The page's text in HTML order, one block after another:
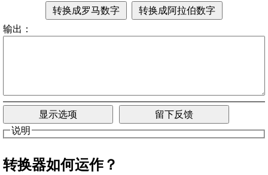
转换成罗马数字
转换成阿拉伯数字
输出：
显示选项
留下反馈
说明
转换器如何运作？